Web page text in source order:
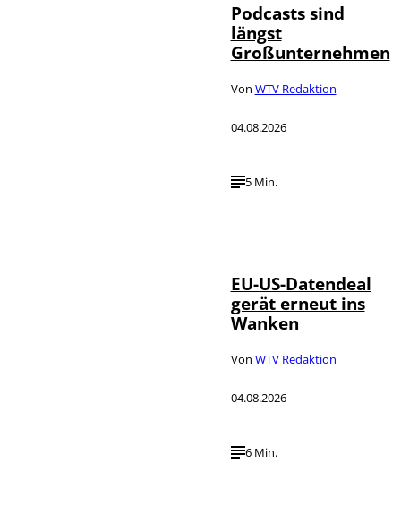
Podcasts sind
längst
Großunternehmen
Von WTV Redaktion
04.08.2026
5 Min.
EU-US-Datendeal
gerät erneut ins
Wanken
Von WTV Redaktion
04.08.2026
6 Min.